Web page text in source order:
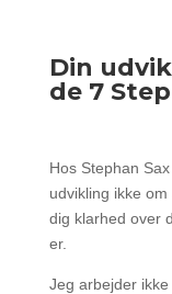
Din
de 7
Hos Stephan
udvikling ikke
dig klarhed over
er.
Jeg arbejder